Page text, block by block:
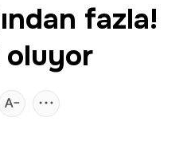
fazla!
oluyor